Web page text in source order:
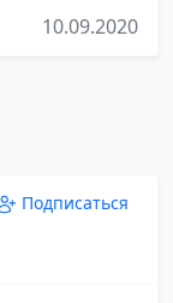
10.09.2020
Подписаться